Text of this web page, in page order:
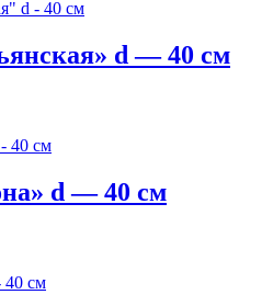
d — 40 см
d — 40 см